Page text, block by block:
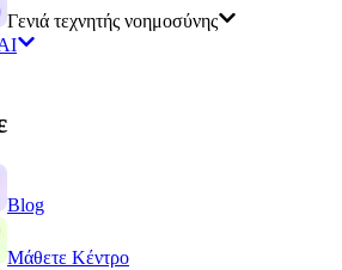
Γενιά τεχνητής νοημοσύνης
Blog
Μάθετε Κέντρο